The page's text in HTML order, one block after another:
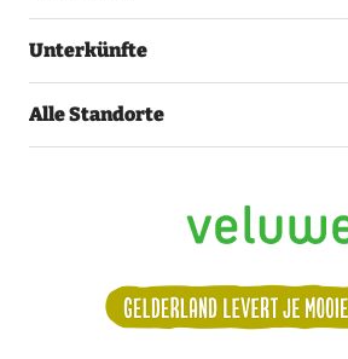
Unterkünfte
Alle Standorte